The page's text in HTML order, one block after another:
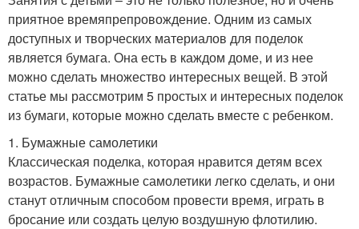
приятное времяпрепровождение. Одним из самых
доступных и творческих материалов для поделок
является бумага. Она есть в каждом доме, и из нее
можно сделать множество интересных вещей. В этой
статье мы рассмотрим 5 простых и интересных поделок
из бумаги, которые можно сделать вместе с ребенком.
1. Бумажные самолетики
Классическая поделка, которая нравится детям всех
возрастов. Бумажные самолетики легко сделать, и они
станут отличным способом провести время, играть в
бросание или создать целую воздушную флотилию.